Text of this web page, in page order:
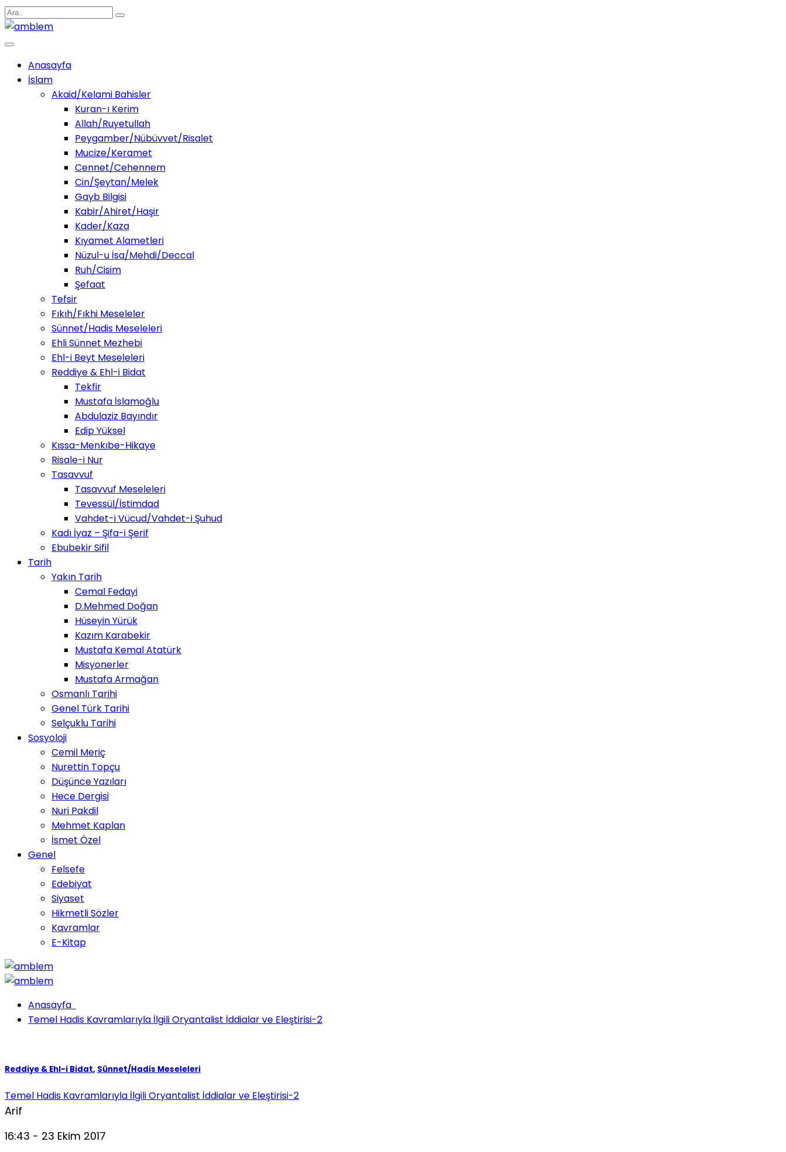
Anasayfa
İslam
Akaid/Kelami Bahisler
Kuran-ı Kerim
Allah/Ruyetullah
Peygamber/Nübüvvet/Risalet
Mucize/Keramet
Cennet/Cehennem
Cin/Şeytan/Melek
Gayb Bilgisi
Kabir/Ahiret/Haşir
Kader/Kaza
Kıyamet Alametleri
Nüzul-u İsa/Mehdi/Deccal
Ruh/Cisim
Şefaat
Tefsir
Fıkıh/Fıkhi Meseleler
Sünnet/Hadis Meseleleri
Ehli Sünnet Mezhebi
Ehl-i Beyt Meseleleri
Reddiye & Ehl-i Bidat
Tekfir
Mustafa İslamoğlu
Abdulaziz Bayındır
Edip Yüksel
Kıssa-Menkıbe-Hikaye
Risale-i Nur
Tasavvuf
Tasavvuf Meseleleri
Tevessül/İstimdad
Vahdet-i Vücud/Vahdet-i Şuhud
Kadı İyaz – Şifa-i Şerif
Ebubekir Sifil
Tarih
Yakın Tarih
Cemal Fedayi
D.Mehmed Doğan
Hüseyin Yürük
Kazım Karabekir
Mustafa Kemal Atatürk
Misyonerler
Mustafa Armağan
Osmanlı Tarihi
Genel Türk Tarihi
Selçuklu Tarihi
Sosyoloji
Cemil Meriç
Nurettin Topçu
Düşünce Yazıları
Hece Dergisi
Nuri Pakdil
Mehmet Kaplan
İsmet Özel
Genel
Felsefe
Edebiyat
Siyaset
Hikmetli Sözler
Kavramlar
E-Kitap
Anasayfa
Temel Hadis Kavramlarıyla İlgili Oryantalist İddialar ve Eleştirisi-2
Reddiye & Ehl-i Bidat, Sünnet/Hadis Meseleleri
Temel Hadis Kavramlarıyla İlgili Oryantalist İddialar ve Eleştirisi-2
Arif
16:43 - 23 Ekim 2017